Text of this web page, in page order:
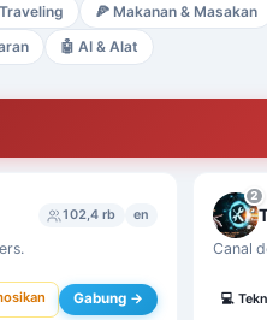
Traveling 🍕 Makanan & Masakan
🤖 AI & Alat
102,4 rb en
Gabung →
2
Canal
💻